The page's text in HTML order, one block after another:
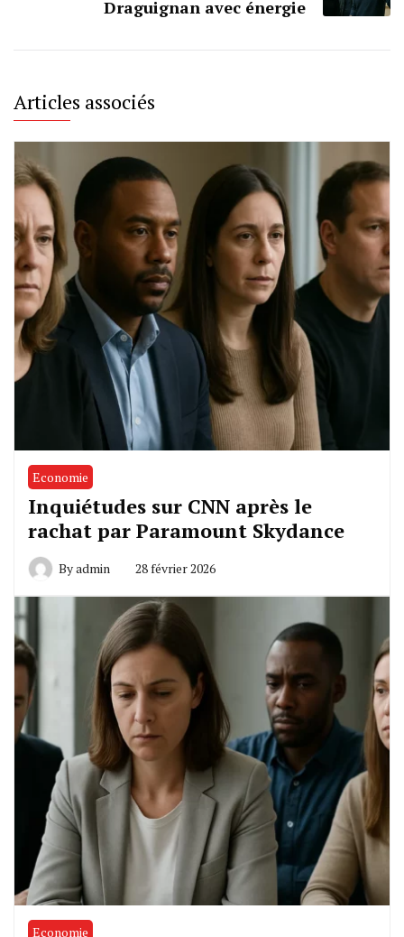
Draguignan avec énergie
Articles associés
Economie
Inquiétudes sur CNN après le
rachat par Paramount Skydance
Byadmin 28 février 2026
Economie